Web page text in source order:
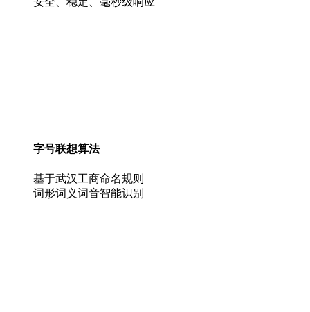
字号联想算法
基于武汉工商命名规则
词形词义词音智能识别